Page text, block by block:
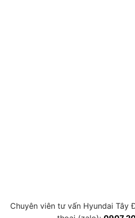
Chuyên viên tư vấn Hyundai Tây